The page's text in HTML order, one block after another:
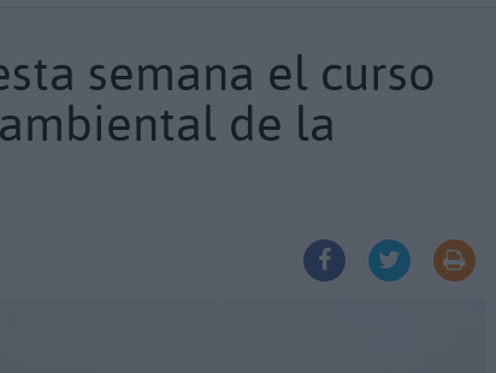
semana el curso
de la